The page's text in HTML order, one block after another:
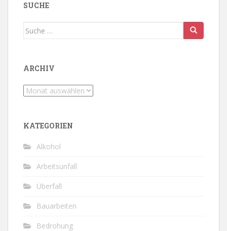
SUCHE
Suche
ARCHIV
Archiv
KATEGORIEN
Alkohol
Arbeitsunfall
Überfall
Bauarbeiten
Bedrohung